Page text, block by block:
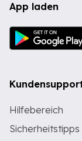
App laden
Hilfebereich
Sicherheitstipps